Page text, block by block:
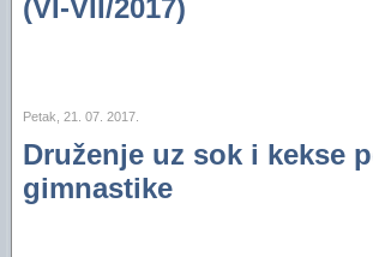
(VI-VII/2017)
Petak, 21. 07. 2017.
Druženje uz sok i kekse
gimnastike